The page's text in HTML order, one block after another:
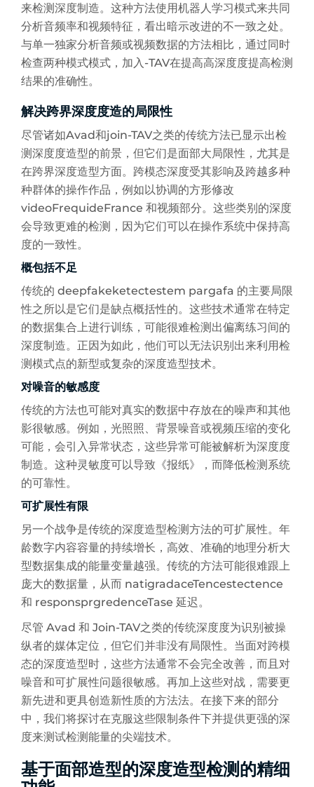
来检测深度制造。这种方法使用机器人学习模式来共同
分析音频率和视频特征，看出暗示改进的不一致之处。
与单一独家分析音频或视频数据的方法相比，通过同时
检查两种模式模式，加入-TAV在提高高深度度提高检测
结果的准确性。
解决跨界深度度造的局限性
尽管诸如Avad和join-TAV之类的传统方法已显示出检
测深度度造型的前景，但它们是面部大局限性，尤其是
在跨界深度造型方面。跨模态深度受其影响及跨越多种
种群体的操作作品，例如以协调的方形修改
videoFrequideFrance 和视频部分。这些类别的深度
会导致更难的检测，因为它们可以在操作系统中保持高
度的一致性。
概包括不足
传统的 deepfakeketectestem pargafa 的主要局限
性之所以是它们是缺点概括性的。这些技术通常在特定
的数据集合上进行训练，可能很难检测出偏离练习间的
深度制造。正因为如此，他们可以无法识别出来利用检
测模式点的新型或复杂的深度造型技术。
对噪音的敏感度
传统的方法也可能对真实的数据中存放在的噪声和其他
影很敏感。例如，光照照、背景噪音或视频压缩的变化
可能，会引入异常状态，这些异常可能被解析为深度度
制造。这种灵敏度可以导致《报纸》，而降低检测系统
的可靠性。
可扩展性有限
另一个战争是传统的深度造型检测方法的可扩展性。年
龄数字内容容量的持续增长，高效、准确的地理分析大
型数据集成的能量变量越强。传统的方法可能很难跟上
庞大的数据量，从而 natigradaceTencestectence
和 responsprgredenceTase 延迟。
尽管 Avad 和 Join-TAV之类的传统深度度为识别被操
纵者的媒体定位，但它们并非没有局限性。当面对跨模
态的深度造型时，这些方法通常不会完全改善，而且对
噪音和可扩展性问题很敏感。再加上这些对战，需要更
新先进和更具创造新性质的方法法。在接下来的部分
中，我们将探讨在克服这些限制条件下并提供更强的深
度来测试检测能量的尖端技术。
基于面部造型的深度造型检测的精细